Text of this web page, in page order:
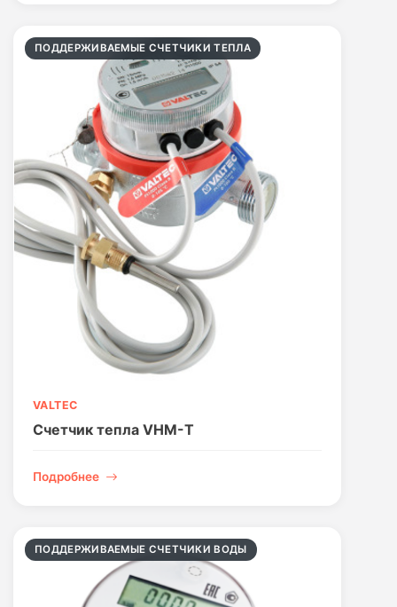
ПОДДЕРЖИВАЕМЫЕ СЧЕТЧИКИ ТЕПЛА
VALTEC
Счетчик тепла VHM-T
Подробнее
ПОДДЕРЖИВАЕМЫЕ СЧЕТЧИКИ ВОДЫ